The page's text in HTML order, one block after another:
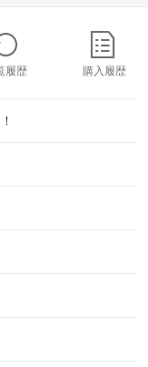
履歴 購入履歴